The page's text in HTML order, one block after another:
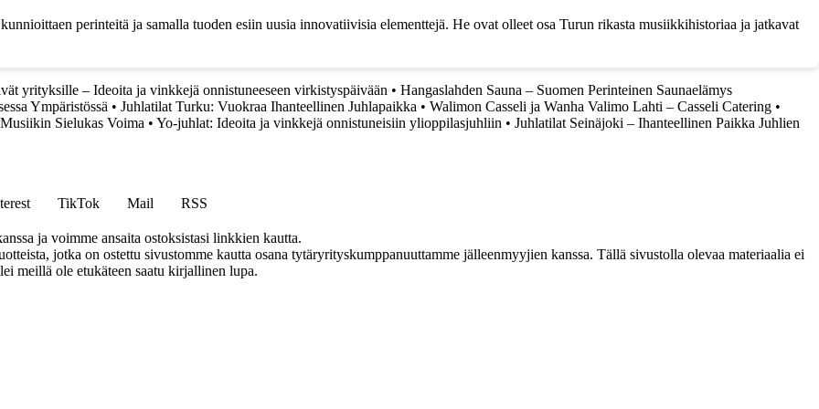
perinteitä ja samalla tuoden esiin uusia innovatiivisia elementtejä. He ovat olleet osa Turun rikasta musiikkihistoriaa ja jatkavat
yrityksille – Ideoita ja vinkkejä onnistuneeseen virkistyspäivään • Hangaslahden Sauna – Suomen Perinteinen Saunaelämys
Ympäristössä • Juhlatilat Turku: Vuokraa Ihanteellinen Juhlapaikka • Walimon Casseli ja Wanha Valimo Lahti – Casseli Catering •
Sielukas Voima • Yo-juhlat: Ideoita ja vinkkejä onnistuneisiin ylioppilasjuhliin • Juhlatilat Seinäjoki – Ihanteellinen Paikka Juhlien
TikTok Mail RSS
ja voimme ansaita ostoksistasi linkkien kautta.
jotka on ostettu sivustomme kautta osana tytäryrityskumppanuuttamme jälleenmyyjien kanssa. Tällä sivustolla olevaa materiaalia ei
meillä ole etukäteen saatu kirjallinen lupa.